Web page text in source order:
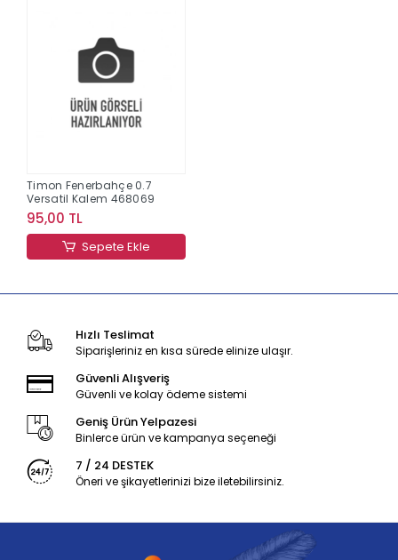
Timon Fenerbahçe 0.7
Versatil Kalem 468069
95,00 TL
Sepete Ekle
Hızlı Teslimat
Siparişleriniz en kısa sürede elinize ulaşır.
Güvenli Alışveriş
Güvenli ve kolay ödeme sistemi
Geniş Ürün Yelpazesi
Binlerce ürün ve kampanya seçeneği
7 / 24 DESTEK
Öneri ve şikayetlerinizi bize iletebilirsiniz.